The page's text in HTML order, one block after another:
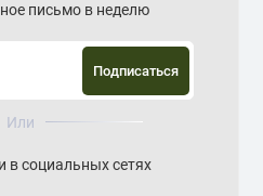
письмо в неделю
Подписаться
Или
в социальных сетях